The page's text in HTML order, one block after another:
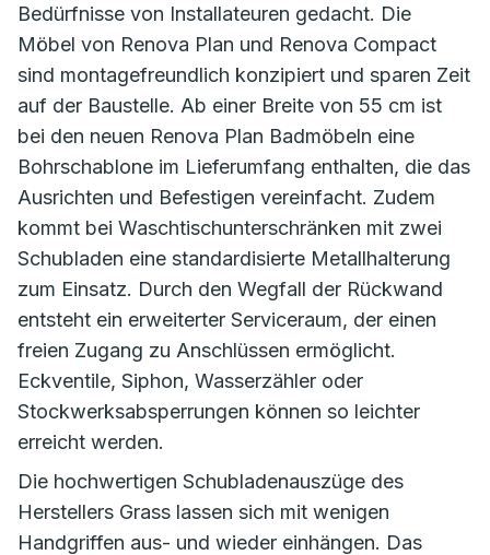
Bedürfnisse von Installateuren gedacht. Die
Möbel von Renova Plan und Renova Compact
sind montagefreundlich konzipiert und sparen Zeit
auf der Baustelle. Ab einer Breite von 55 cm ist
bei den neuen Renova Plan Badmöbeln eine
Bohrschablone im Lieferumfang enthalten, die das
Ausrichten und Befestigen vereinfacht. Zudem
kommt bei Waschtischunterschränken mit zwei
Schubladen eine standardisierte Metallhalterung
zum Einsatz. Durch den Wegfall der Rückwand
entsteht ein erweiterter Serviceraum, der einen
freien Zugang zu Anschlüssen ermöglicht.
Eckventile, Siphon, Wasserzähler oder
Stockwerksabsperrungen können so leichter
erreicht werden.
Die hochwertigen Schubladenauszüge des
Herstellers Grass lassen sich mit wenigen
Handgriffen aus- und wieder einhängen. Das